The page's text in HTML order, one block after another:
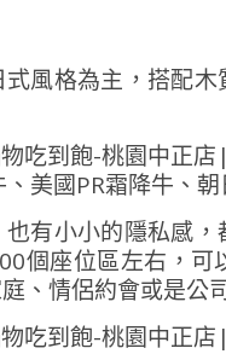
風格為主，搭配
有小小的隱私感
個座位區左右，
、情侶約會或是公